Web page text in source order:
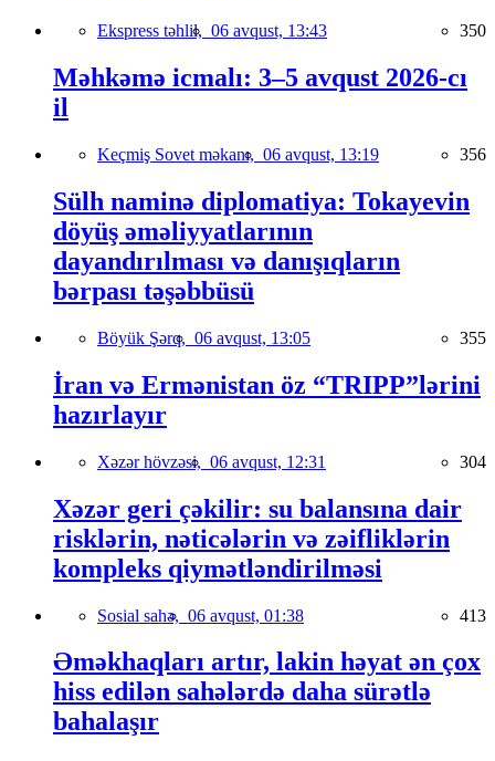
Ekspress təhlil, 06 avqust, 13:43 350
Məhkəmə icmalı: 3–5 avqust 2026-cı
il
Keçmiş Sovet məkanı, 06 avqust, 13:19 356
Sülh naminə diplomatiya: Tokayevin
döyüş əməliyyatlarının
dayandırılması və danışıqların
bərpası təşəbbüsü
Böyük Şərq, 06 avqust, 13:05 355
İran və Ermənistan öz “TRIPP”lərini
hazırlayır
Xəzər hövzəsi, 06 avqust, 12:31 304
Xəzər geri çəkilir: su balansına dair
risklərin, nəticələrin və zəifliklərin
kompleks qiymətləndirilməsi
Sosial sahə, 06 avqust, 01:38 413
Əməkhaqları artır, lakin həyat ən çox
hiss edilən sahələrdə daha sürətlə
bahalaşır